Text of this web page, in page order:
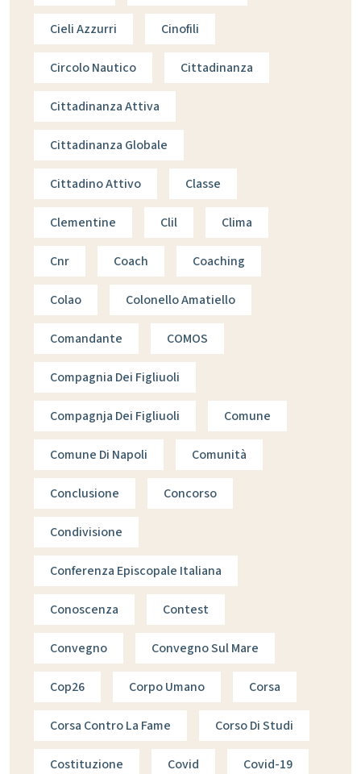
Cieli Azzurri Cinofili
Circolo Nautico Cittadinanza
Cittadinanza Attiva
Cittadinanza Globale
Cittadino Attivo Classe
Clementine Clil Clima
Cnr Coach Coaching
Colao Colonello Amatiello
Comandante COMOS
Compagnia Dei Figliuoli
Compagnja Dei Figliuoli Comune
Comune Di Napoli Comunità
Conclusione Concorso
Condivisione
Conferenza Episcopale Italiana
Conoscenza Contest
Convegno Convegno Sul Mare
Cop26 Corpo Umano Corsa
Corsa Contro La Fame Corso Di Studi
Costituzione Covid Covid-19